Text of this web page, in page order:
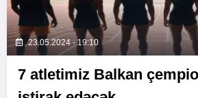
23.05.2024 - 19:10
7 atletimiz Balkan